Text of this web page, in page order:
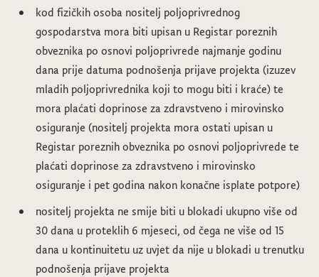
kod fizičkih osoba nositelj poljoprivrednog
gospodarstva mora biti upisan u Registar poreznih
obveznika po osnovi poljoprivrede najmanje godinu
dana prije datuma podnošenja prijave projekta (izuzev
mladih poljoprivrednika koji to mogu biti i kraće) te
mora plaćati doprinose za zdravstveno i mirovinsko
osiguranje (nositelj projekta mora ostati upisan u
Registar poreznih obveznika po osnovi poljoprivrede te
plaćati doprinose za zdravstveno i mirovinsko
osiguranje i pet godina nakon konačne isplate potpore)
nositelj projekta ne smije biti u blokadi ukupno više od
30 dana u proteklih 6 mjeseci, od čega ne više od 15
dana u kontinuitetu uz uvjet da nije u blokadi u trenutku
podnošenja prijave projekta